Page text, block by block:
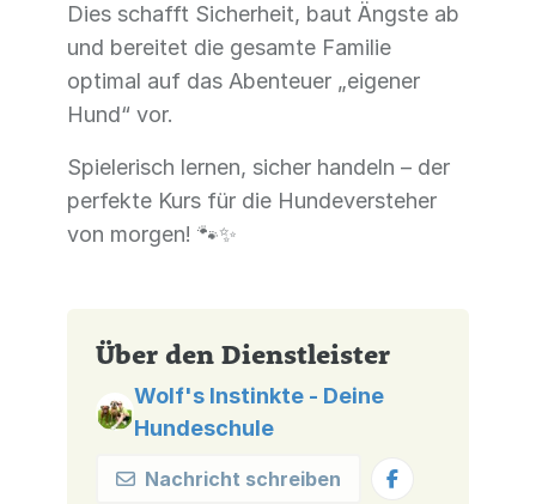
Dies schafft Sicherheit, baut Ängste ab
und bereitet die gesamte Familie
optimal auf das Abenteuer „eigener
Hund“ vor.
Spielerisch lernen, sicher handeln – der
perfekte Kurs für die Hundeversteher
von morgen! 🐾✨
Über den Dienstleister
Wolf's Instinkte - Deine
Hundeschule
Nachricht schreiben